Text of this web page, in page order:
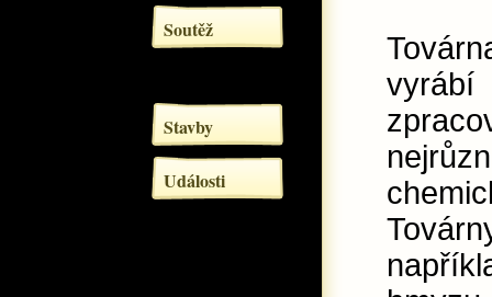
Soutěž
Stavby
Události